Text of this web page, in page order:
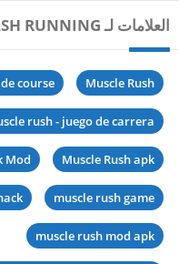
العلامات لـ MUSCLE RUSH - SMASH RUNNING
Muscle Rush
course
rush - juego de carrera
Muscle Rush apk
Mod
muscle rush game
muscle rush mod apk